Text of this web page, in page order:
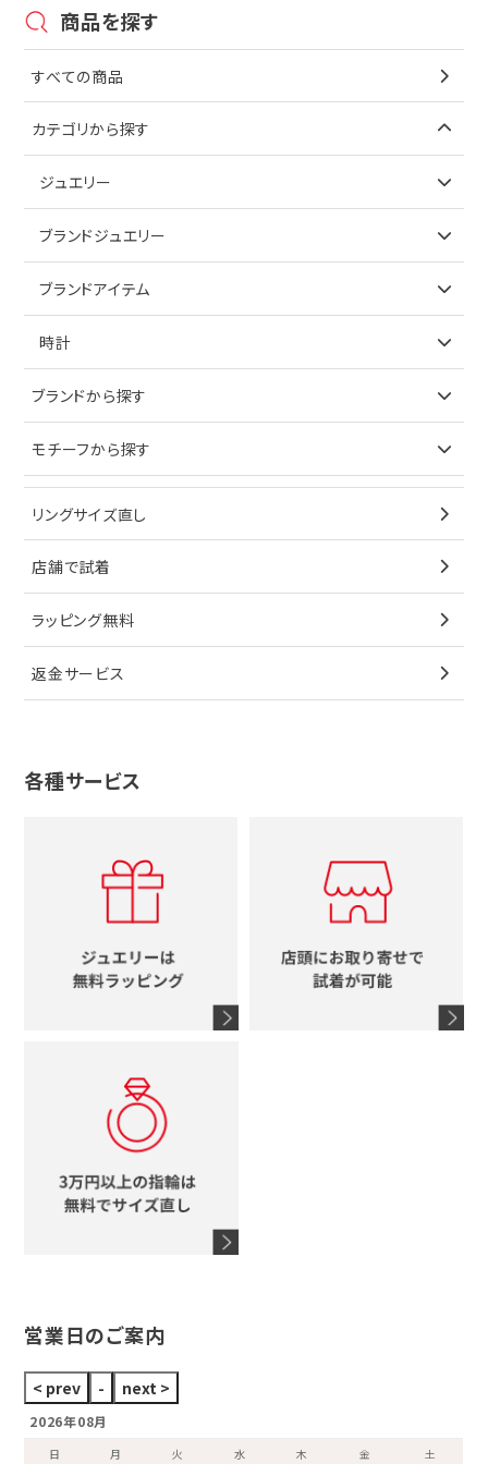
商品を探す
すべての商品
カテゴリから探す
ジュエリー
アイテムで探す
ブレスレット
ペンダントトップ
ブローチ
その他
ノーブランドジュエリーをすべて見る
ブランドジュエリー
アイテムで探す
イヤリング
ブレスレット
ペンダントトップ
ブローチ
その他
ティファニー
ブルガリ
グッチ
スタージュエリー
ウノアエレ
ブランドアイテム
アイテムで探す
キーケース
サングラス
シューズ
香水
シャネル
コーチ
ブランドアイテムをすべて見る
時計
ブランドで探す
オメガ
シャネル
タグホイヤー
カルティエ
セイコー
メンズ時計
時計をすべて見る
ブランドから探す
ティファニー
ブルガリ
カルティエ
ウノアエレ
4℃
グッチ
ルイヴィトン
エルメス
シャネル
タグホイヤー
モチーフから探す
星
リボン
花
十字架
イニシャル
リングサイズ直し
店舗で試着
ラッピング無料
返金サービス
各種サービス
営業日のご案内
2026年08月
日 月 火 水 木 金
土